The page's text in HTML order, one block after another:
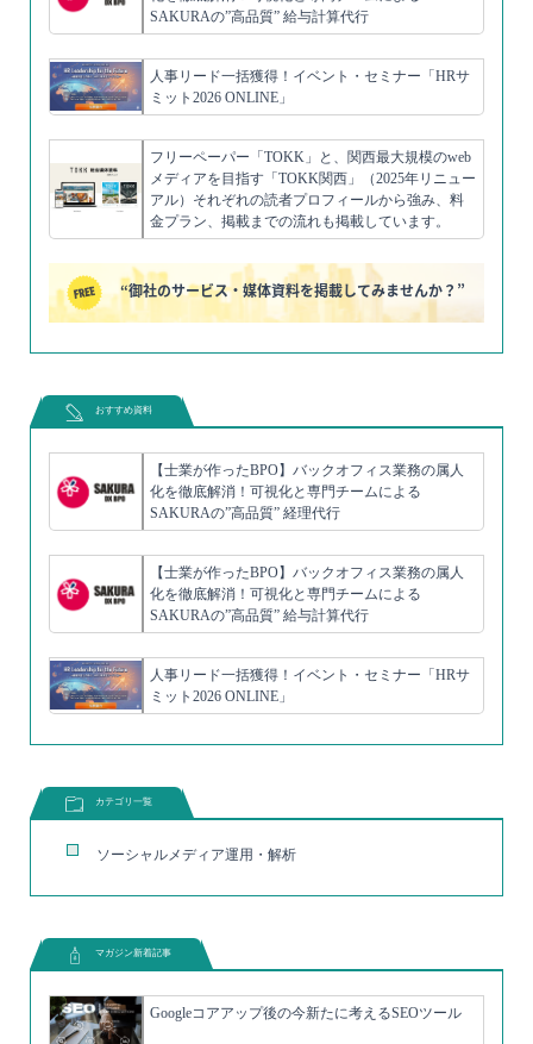
SAKURAの”高品質” 給与計算代行
人事リード一括獲得！イベント・セミナー「HRサ
ミット2026 ONLINE」
フリーペーパー「TOKK」と、関西最大規模のweb
メディアを目指す「TOKK関西」（2025年リニュー
アル）それぞれの読者プロフィールから強み、料
金プラン、掲載までの流れも掲載しています。
“御社のサービス・媒体資料を掲載してみませんか？”
おすすめ資料
【士業が作ったBPO】バックオフィス業務の属人
化を徹底解消！可視化と専門チームによる
SAKURAの”高品質” 経理代行
【士業が作ったBPO】バックオフィス業務の属人
化を徹底解消！可視化と専門チームによる
SAKURAの”高品質” 給与計算代行
人事リード一括獲得！イベント・セミナー「HRサ
ミット2026 ONLINE」
カテゴリ一覧
ソーシャルメディア運用・解析
マガジン新着記事
Googleコアアップ後の今新たに考えるSEOツール